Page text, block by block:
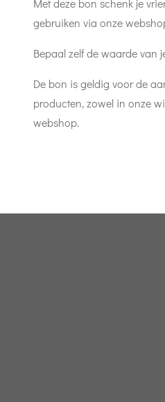
Met deze bon schenk je
gebruiken via onze
Bepaal zelf de waarde van
De bon is geldig voor de
producten, zowel in onze
webshop.